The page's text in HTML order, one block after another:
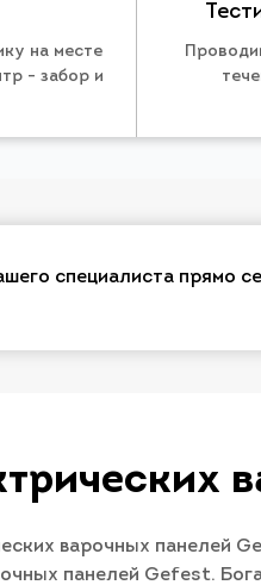
на месте
- забор и
специалиста прямо
варочных панелей
панелей Gefest.